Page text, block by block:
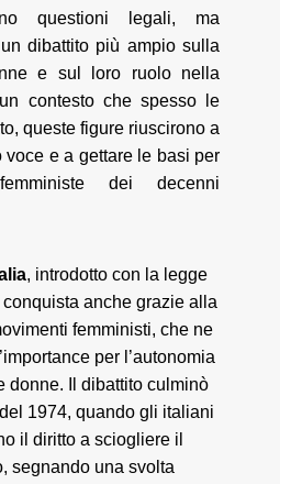
questioni legali, ma
dibattito più ampio sulla
e sul loro ruolo nella
contesto che spesso le
queste figure riuscirono a
voce e a gettare le basi per
dei decenni
, introdotto con la legge
anche grazie alla
femministi, che ne
per l’autonomia
donne. Il dibattito culminò
1974, quando gli italiani
il diritto a sciogliere il
segnando una svolta